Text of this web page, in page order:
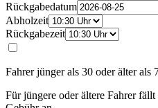
Rückgabedatum
Abholzeit
Rückgabezeit
Fahrer jünger als 30 oder älter als
Für jüngere oder ältere Fahrer